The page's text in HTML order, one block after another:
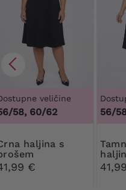
veličine
58, 60/62
s
€
56/
Tamnoplava